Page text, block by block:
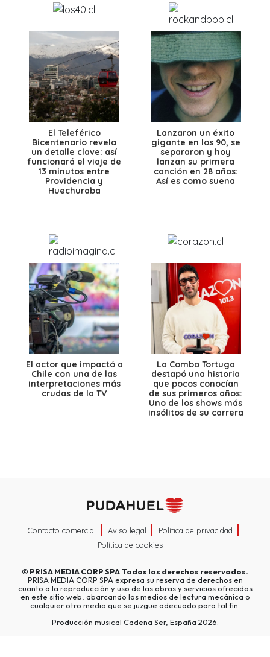
El Teleférico
Bicentenario revela
un detalle clave: así
funcionará el viaje de
13 minutos entre
Providencia y
Huechuraba
Lanzaron un éxito
gigante en los 90, se
separaron y hoy
lanzan su primera
canción en 28 años:
Así es como suena
El actor que impactó a
Chile con una de las
interpretaciones más
crudas de la TV
La Combo Tortuga
destapó una historia
que pocos conocían
de sus primeros años:
Uno de los shows más
insólitos de su carrera
Contacto comercial Aviso legal
Política de privacidad
Política de cookies
© PRISA MEDIA CORP SPATodos los derechos reservados.
PRISA MEDIA CORP SPA expresa su reserva de derechos en
cuanto a la reproducción y uso de las obras y servicios ofrecidos
en este sitio web, abarcando los medios de lectura mecánica o
cualquier otro medio que se juzgue adecuado para tal fin.
Producción musical Cadena Ser, España 2026.